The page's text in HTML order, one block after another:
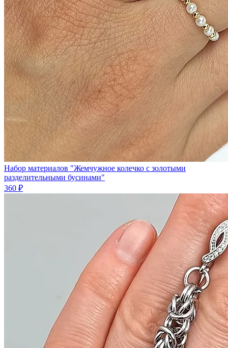
Набор материалов "Жемчужное колечко с золотыми
разделительными бусинами"
360 ₽